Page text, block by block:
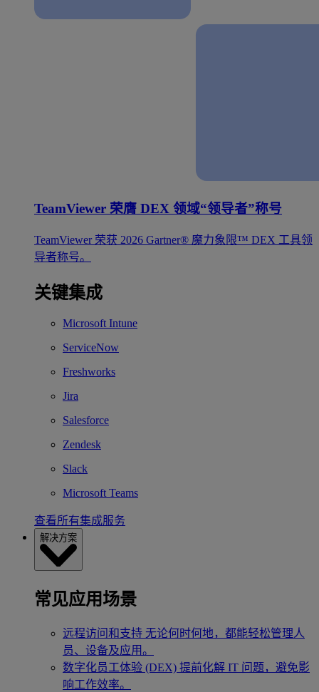
TeamViewer 荣膺 DEX 领域“领导者”称号
TeamViewer 荣获 2026 Gartner® 魔力象限™ DEX 工具领
导者称号。
关键集成
Microsoft Intune
ServiceNow
Freshworks
Jira
Salesforce
Zendesk
Slack
Microsoft Teams
查看所有集成服务
解决方案
常见应用场景
远程访问和支持 无论何时何地，都能轻松管理人
员、设备及应用。
数字化员工体验 (DEX) 提前化解 IT 问题，避免影
响工作效率。